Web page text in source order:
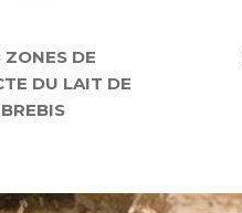
ZONES DE
DU LAIT DE
BREBIS